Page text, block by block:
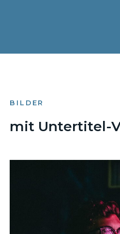
BILDER
mit Untertitel-